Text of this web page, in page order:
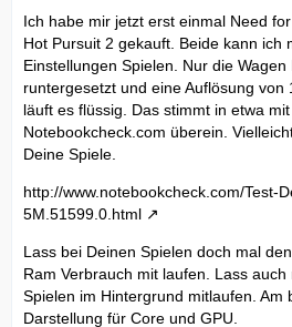
Ich habe mir jetzt erst einmal Need
Hot Pursuit 2 gekauft. Beide kann ich
Einstellungen Spielen. Nur die Wagen
runtergesetzt und eine Auflösung von
läuft es flüssig. Das stimmt in etwa
Notebookcheck.com überein.
Deine Spiele.
http://www.notebookcheck.com/Test-
5M.51599.0.html
Lass bei Deinen Spielen doch mal
Ram Verbrauch mit laufen. Lass
Spielen im Hintergrund mitlaufen. Am
Darstellung für Core und GPU.